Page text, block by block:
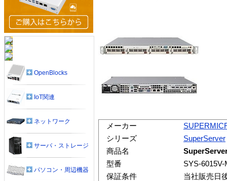
メーカー
シリーズ
SuperServer
商品名
型番
SYS-6015V-
保証条件
当社販売日
OpenBlocks
IoT関連
ネットワーク
サーバ・ストレージ
パソコン・周辺機器